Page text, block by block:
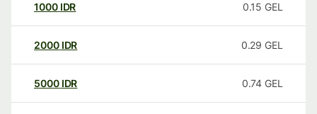
1000 IDR 0.15 GEL
2000 IDR 0.29 GEL
5000 IDR 0.74 GEL